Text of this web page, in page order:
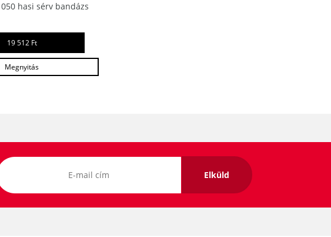
hasi sérv bandázs
19 512 Ft
Megnyitás
Elküld